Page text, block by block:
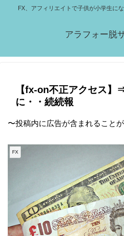
FX、アフィリエイトで子供が小学生に
アラフォー脱
【fx-on不正アクセス】
に・・続続報
〜投稿内に広告が含まれること
FX